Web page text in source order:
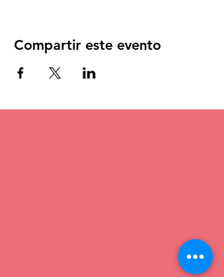
Compartir este evento